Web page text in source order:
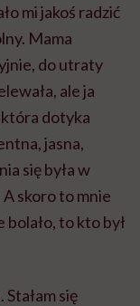
mi jakoś radzić
Mama
do utraty
ale ja
która dotyka
jasna,
się była w
skoro to mnie
to kto był
się